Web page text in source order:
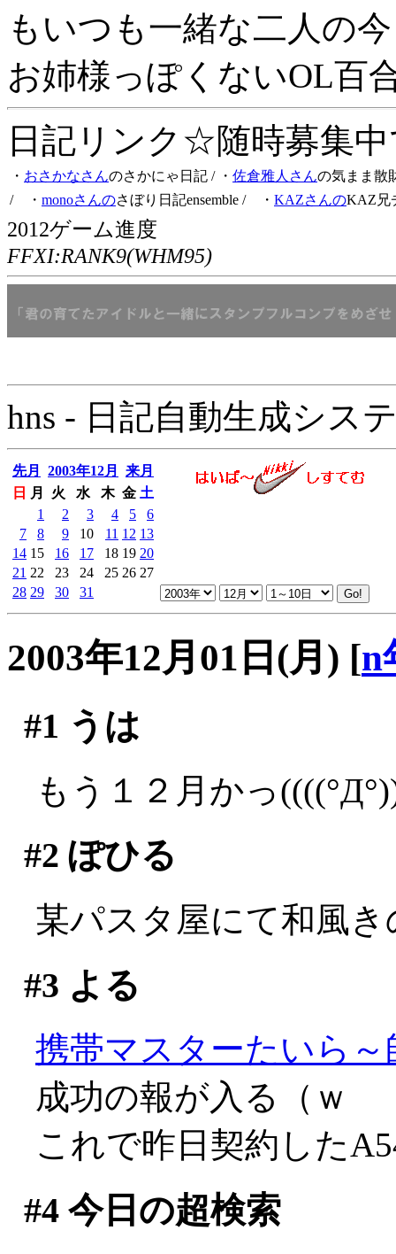
もいつも一緒な二人の
お姉様っぽくないOL百
日記リンク☆随時募集
・ おさかなさんのさかにゃ日記 / ・ 佐倉雅人さんの気まま散
/ ・ monoさんのさぼり日記ensemble / ・ KAZさんのKAZ兄
2012ゲーム進度
FFXI:RANK9(WHM95)
hns - 日記自動生成シス
先月 2003年12月
来月
日
月 火 水 木 金 土
1
2 3 4 5
6
7
8 9 10 11 12 13
14 15 16 17 18 19 20
21 22 23 24 25 26 27
28 29 30 31
2003年12月01日(月) [n
#1 うは
もう１２月かっ
#2 ぽひる
某パスタ屋にて和風
#3 よる
携帯マスターたいら～
成功の報が入る（ｗ
これで昨日契約した
#4今日の超検索